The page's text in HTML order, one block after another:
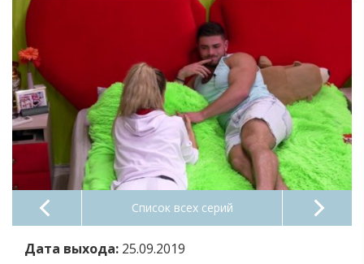
Список всех серий
Дата выхода: 25.09.2019